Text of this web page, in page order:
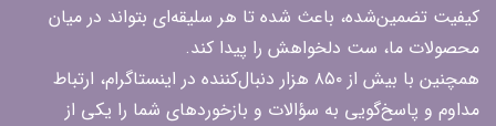
کیفیت تضمین‌شده، باعث شده تا هر سلیقه‌ای بتواند در میان
محصولات ما، ست دلخواهش را پیدا کند.
همچنین با بیش از ۸۵۰ هزار دنبال‌کننده در اینستاگرام، ارتباط
مداوم و پاسخ‌گویی به سؤالات و بازخوردهای شما را یکی از